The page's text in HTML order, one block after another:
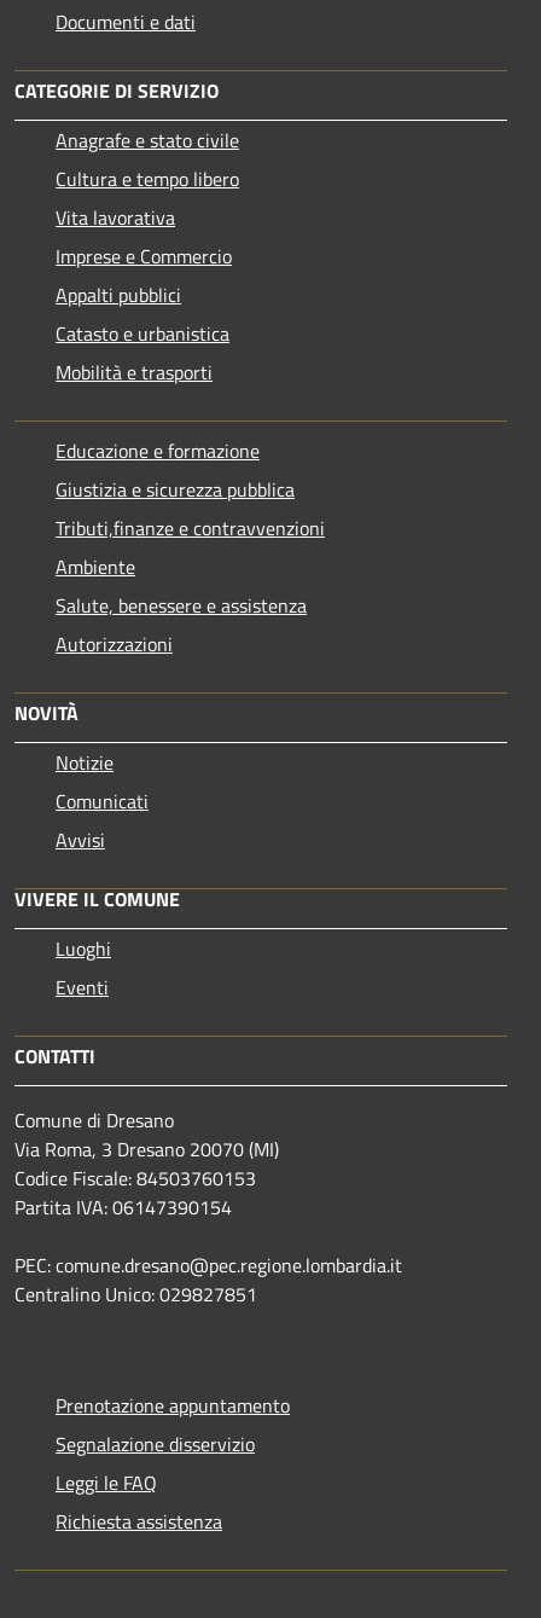
Documenti e dati
CATEGORIE DI SERVIZIO
Anagrafe e stato civile
Cultura e tempo libero
Vita lavorativa
Imprese e Commercio
Appalti pubblici
Catasto e urbanistica
Mobilità e trasporti
Educazione e formazione
Giustizia e sicurezza pubblica
Tributi,finanze e contravvenzioni
Ambiente
Salute, benessere e assistenza
Autorizzazioni
NOVITÀ
Notizie
Comunicati
Avvisi
VIVERE IL COMUNE
Luoghi
Eventi
CONTATTI
Comune di Dresano
Via Roma, 3 Dresano 20070 (MI)
Codice Fiscale: 84503760153
Partita IVA: 06147390154
PEC: comune.dresano@pec.regione.lombardia.it
Centralino Unico: 029827851
Prenotazione appuntamento
Segnalazione disservizio
Leggi le FAQ
Richiesta assistenza